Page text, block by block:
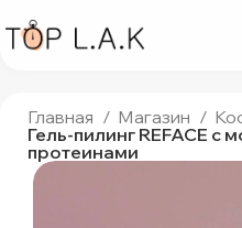
Главная Магазин
Гель-пилинг REFACE с
протеинами